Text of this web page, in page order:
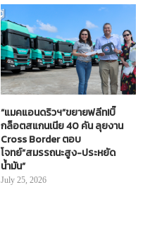
“แมคแอนดริวฯ”ขยายฟลีท!บิ๊
กล็อตสแกนเนีย 40 คัน ลุยงาน
Cross Border ตอบ
โจทย์“สมรรถนะสูง-ประหยัด
น้ำมัน”
July 25, 2026